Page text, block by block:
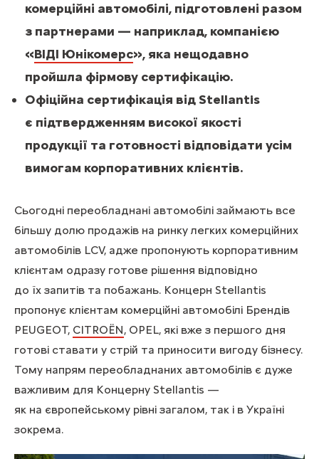
комерційні автомобілі, підготовлені разом
з партнерами — наприклад, компанією
«ВІДІ Юнікомерс», яка нещодавно
пройшла фірмову сертифікацію.
Офіційна сертифікація від Stellantis
є підтвердженням високої якості
продукції та готовності відповідати усім
вимогам корпоративних клієнтів.
Сьогодні переобладнані автомобілі займають все
більшу долю продажів на ринку легких комерційних
автомобілів LCV, адже пропонують корпоративним
клієнтам одразу готове рішення відповідно
до їх запитів та побажань. Концерн Stellantis
пропонує клієнтам комерційні автомобілі Брендів
PEUGEOT, CITROЁN, OPEL, які вже з першого дня
готові ставати у стрій та приносити вигоду бізнесу.
Тому напрям переобладнаних автомобілів є дуже
важливим для Концерну Stellantis —
як на європейському рівні загалом, так і в Україні
зокрема.